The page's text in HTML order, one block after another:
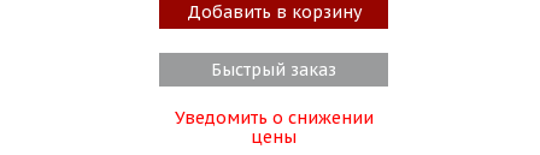
Добавить в корзину
Быстрый заказ
Уведомить о снижении
цены